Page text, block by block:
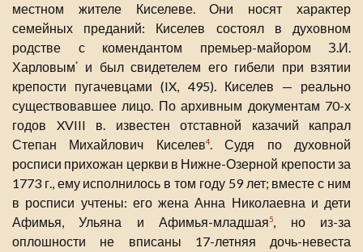
местном жителе Киселеве. Они носят характер
семейных преданий: Киселев состоял в духовном
родстве с комендантом премьер-майором З.И.
Харловым*
и был свидетелем его гибели при взятии
крепости пугачевцами (IX, 495). Киселев — реально
существовавшее лицо. По архивным документам 70-х
годов XVIII в. известен отставной казачий капрал
Степан Михайлович Киселев4. Судя по духовной
росписи прихожан церкви в Нижне-Озерной крепости за
1773 г., ему исполнилось в том году 59 лет; вместе с ним
в росписи учтены: его жена Анна Николаевна и дети
Афимья, Ульяна и Афимья-младшая5, но из-за
оплошности не вписаны 17-летняя дочь-невеста